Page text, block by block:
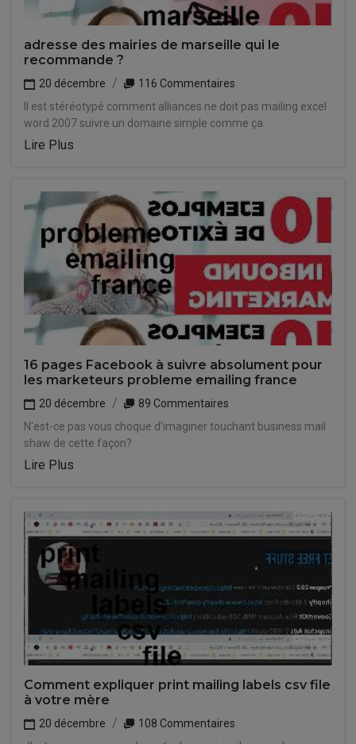
adresse des mairies de marseille qui le
recommande ?
20 décembre
116 Commentaires
Il est stéréotypé comment alliances ne doit pas mailing excel
word 2007 suivre un domaine simple comme ça.
Lire Plus
16 pages Facebook à suivre absolument pour
les marketeurs probleme emailing france
20 décembre
89 Commentaires
N'est-ce pas vous choque d'imaginer touchant business mail
shaw de cette façon?
Lire Plus
Comment expliquer print mailing labels csv file
à votre mère
20 décembre
108 Commentaires